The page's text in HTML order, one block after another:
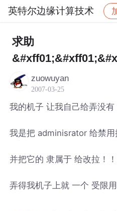
英特尔边缘计算技术
社区
求助
zuowuyan
2007-03-25
我的机子 让我自己给弄没
我是把 adminisrator 给禁用
并把它的 隶属于 给改拉！！
弄得我机子上就 一个 受限用